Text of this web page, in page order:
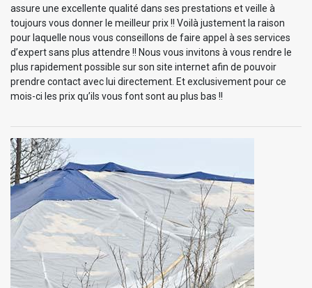
assure une excellente qualité dans ses prestations et veille à
toujours vous donner le meilleur prix !! Voilà justement la raison
pour laquelle nous vous conseillons de faire appel à ses services
d’expert sans plus attendre !! Nous vous invitons à vous rendre le
plus rapidement possible sur son site internet afin de pouvoir
prendre contact avec lui directement. Et exclusivement pour ce
mois-ci les prix qu’ils vous font sont au plus bas !!